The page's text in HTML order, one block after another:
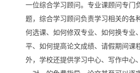
一位综合学习顾问。专业课顾问专门
题，综合学习顾问负责学习相关的各
何选课、如何修双专业、如何换专业
平、如何提高论文成绩、请假期间课
外，学校还提供学习中心、写作中心